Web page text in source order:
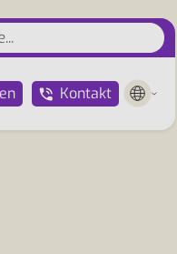
Kontakt